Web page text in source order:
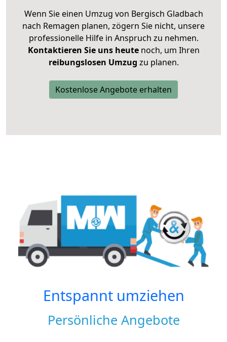
Wenn Sie einen Umzug von Bergisch Gladbach
nach Remagen planen, zögern Sie nicht, unsere
professionelle Hilfe in Anspruch zu nehmen.
Kontaktieren Sie uns heutenoch, um Ihren
reibungslosen Umzug zu planen.
Kostenlose Angebote erhalten
Entspannt umziehen
Persönliche Angebote